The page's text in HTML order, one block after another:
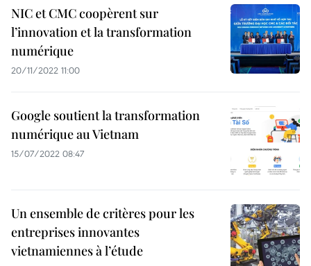
NIC et CMC coopèrent sur
l’innovation et la transformation
numérique
20/11/2022 11:00
Google soutient la transformation
numérique au Vietnam
15/07/2022 08:47
Un ensemble de critères pour les
entreprises innovantes
vietnamiennes à l’étude